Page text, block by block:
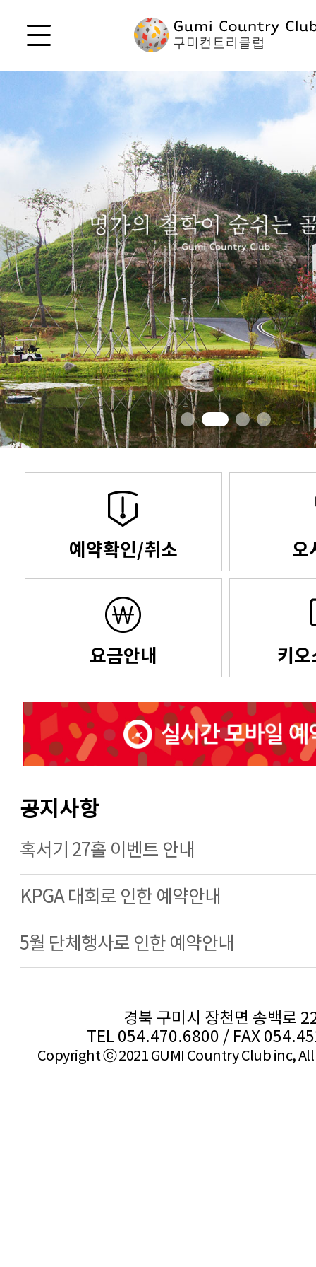
예약확인/취소 오
요금안내 키
공지사항
혹서기 27홀 이벤트 안내
KPGA 대회로 인한 예약안내
5월 단체행사로 인한 예약안내
경북 구미시 장천면 송백로
TEL 054.470.6800 / FAX
Copyright ⓒ 2021 GUMI Country Club inc,